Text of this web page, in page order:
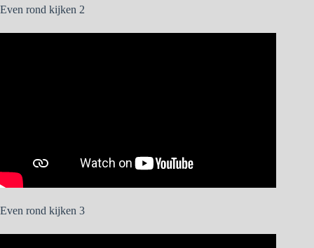
Even rond kijken 2
Even rond kijken 3